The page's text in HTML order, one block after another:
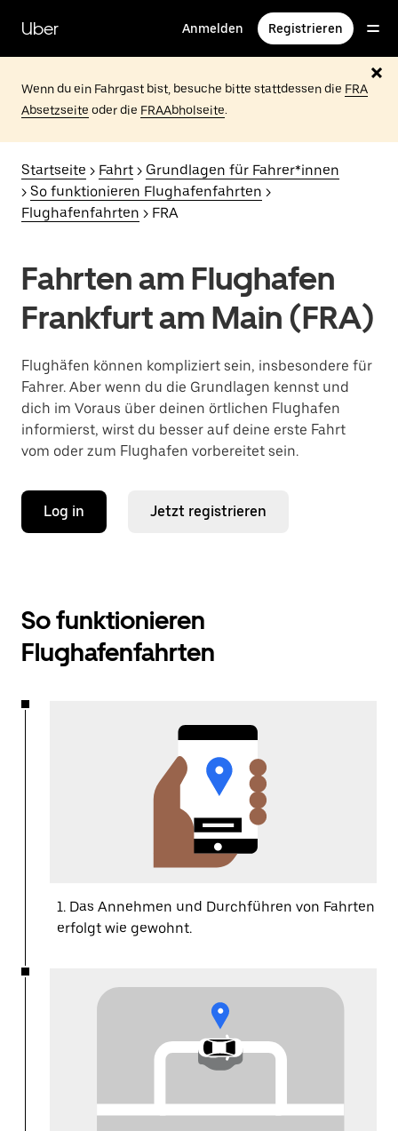
zum
Hauptinhalt
Uber Anmelden Registrieren
Wenn du ein Fahrgast bist, besuche bitte stattdessen die FRA
Absetzseite oder die FRAAbholseite.
Startseite > Fahrt > Grundlagen für Fahrer*innen
> So funktionieren Flughafenfahrten >
Flughafenfahrten > FRA
Fahrten am Flughafen
Frankfurt am Main (FRA)
Flughäfen können kompliziert sein, insbesondere für
Fahrer. Aber wenn du die Grundlagen kennst und
dich im Voraus über deinen örtlichen Flughafen
informierst, wirst du besser auf deine erste Fahrt
vom oder zum Flughafen vorbereitet sein.
Log in Jetzt registrieren
So funktionieren
Flughafenfahrten
1. Das Annehmen und Durchführen von Fahrten
erfolgt wie gewohnt.